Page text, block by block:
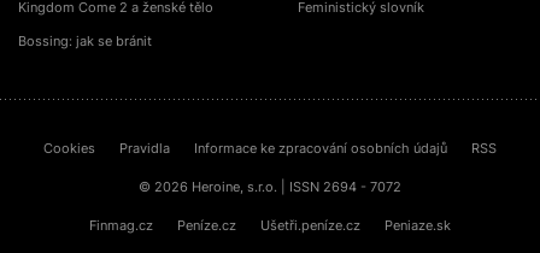
Kingdom Come 2 a ženské tělo
Bossing: jak se bránit
Feministický slovník
Cookies Pravidla Informace ke zpracování osobních údajů RSS
© 2026 Heroine, s.r.o. | ISSN 2694 - 7072
Finmag.cz Peníze.cz Ušetři.peníze.cz Peniaze.sk